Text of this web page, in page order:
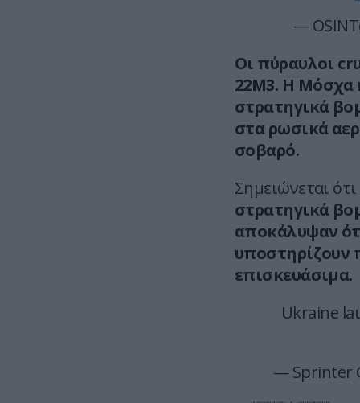
—
Οι πύραυλοι
22M3. Η Μόσχα
στρατηγικά
στα ρωσικά
σοβαρό.
Σημειώνεται
στρατηγικά
αποκάλυψαν
υποστηρίζουν
επισκευάσιμα.
Ukraine
— Sprinter